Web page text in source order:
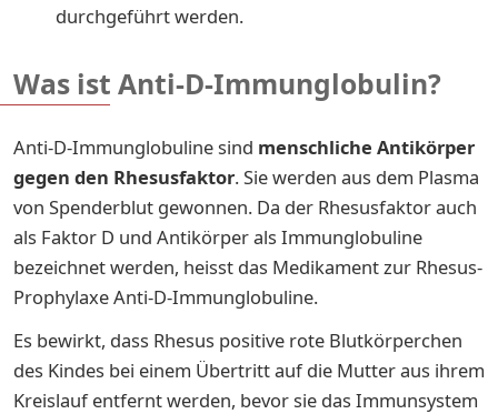
durchgeführt werden.
Was ist Anti-D-Immunglobulin?
Anti-D-Immunglobuline sind menschliche Antikörper
gegen den Rhesusfaktor. Sie werden aus dem Plasma
von Spenderblut gewonnen. Da der Rhesusfaktor auch
als Faktor D und Antikörper als Immunglobuline
bezeichnet werden, heisst das Medikament zur Rhesus-
Prophylaxe Anti-D-Immunglobuline.
Es bewirkt, dass Rhesus positive rote Blutkörperchen
des Kindes bei einem Übertritt auf die Mutter aus ihrem
Kreislauf entfernt werden, bevor sie das Immunsystem